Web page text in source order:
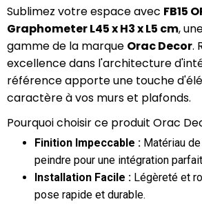
Sublimez votre espace avec FB15
Graphometer L45 x H3 x L5 cm,
gamme de la marque Orac Decor.
excellence dans l'architecture
référence apporte une touche
caractère à vos murs et plafonds.
Pourquoi choisir ce produit Orac
Finition Impeccable : Matériau
peindre pour une intégration
Installation Facile : Légèreté et
pose rapide et durable.